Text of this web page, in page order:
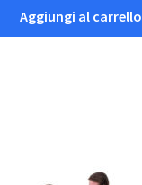
Aggiungi al carrello